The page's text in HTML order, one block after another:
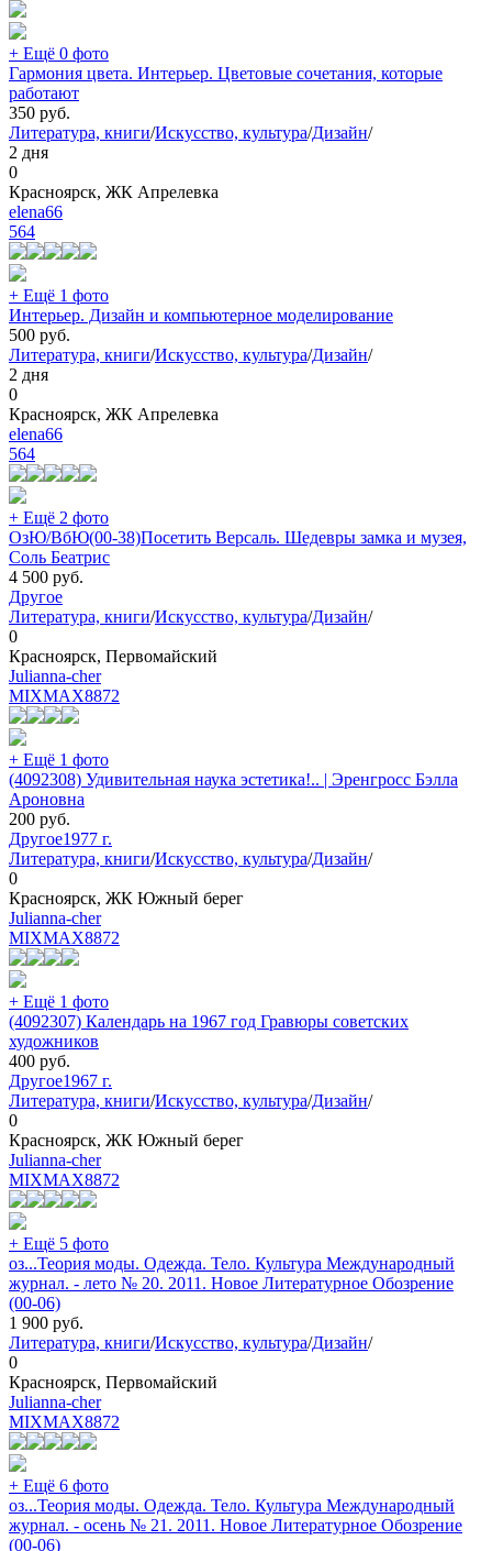
+ Ещё 0 фото
Гармония цвета. Интерьер. Цветовые сочетания, которые
работают
350 руб.
Литература, книги/Искусство, культура/Дизайн/
2 дня
0
Красноярск, ЖК Апрелевка
elena66
564
+ Ещё 1 фото
Интерьер. Дизайн и компьютерное моделирование
500 руб.
Литература, книги/Искусство, культура/Дизайн/
2 дня
0
Красноярск, ЖК Апрелевка
elena66
564
+ Ещё 2 фото
ОзЮ/ВбЮ(00-38)Посетить Версаль. Шедевры замка и музея,
Соль Беатрис
4 500 руб.
Другое
Литература, книги/Искусство, культура/Дизайн/
0
Красноярск, Первомайский
Julianna-cher
MIXMAX8872
+ Ещё 1 фото
(4092308) Удивительная наука эстетика!.. | Эренгросс Бэлла
Ароновна
200 руб.
Другое1977 г.
Литература, книги/Искусство, культура/Дизайн/
0
Красноярск, ЖК Южный берег
Julianna-cher
MIXMAX8872
+ Ещё 1 фото
(4092307) Календарь на 1967 год Гравюры советских
художников
400 руб.
Другое1967 г.
Литература, книги/Искусство, культура/Дизайн/
0
Красноярск, ЖК Южный берег
Julianna-cher
MIXMAX8872
+ Ещё 5 фото
оз...Теория моды. Одежда. Тело. Культура Международный
журнал. - лето № 20. 2011. Новое Литературное Обозрение
(00-06)
1 900 руб.
Литература, книги/Искусство, культура/Дизайн/
0
Красноярск, Первомайский
Julianna-cher
MIXMAX8872
+ Ещё 6 фото
оз...Теория моды. Одежда. Тело. Культура Международный
журнал. - осень № 21. 2011. Новое Литературное Обозрение
(00-06)